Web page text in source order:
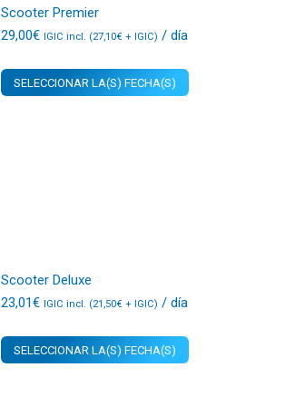
Scooter Premier
29,00€ IGIC incl. (27,10€ + IGIC) / día
SELECCIONAR LA(S) FECHA(S)
Scooter Deluxe
23,01€ IGIC incl. (21,50€ + IGIC) / día
SELECCIONAR LA(S) FECHA(S)